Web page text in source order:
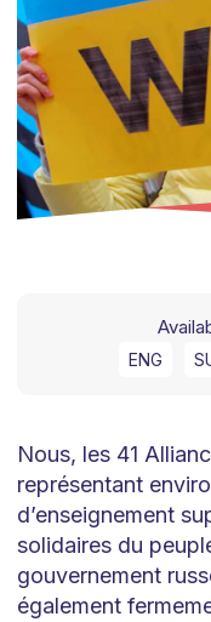
ENG
Nous, les 41
représentant
d’enseignement
solidaires du
gouvernement
également